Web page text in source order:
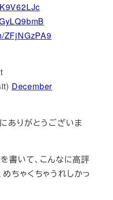
ZFjNGzPA9
December
ありがとうございま
を書いて、こんなに高評
ちゃくちゃうれしかっ